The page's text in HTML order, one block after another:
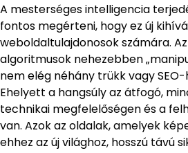
A mesterséges intelligencia
fontos megérteni, hogy ez új
weboldaltulajdonosok számára.
algoritmusok nehezebben
nem elég néhány trükk vagy
Ehelyett a hangsúly az átfogó,
technikai megfelelőségen és a
van. Azok az oldalak, amelyek
ehhez az új világhoz, hosszú távú